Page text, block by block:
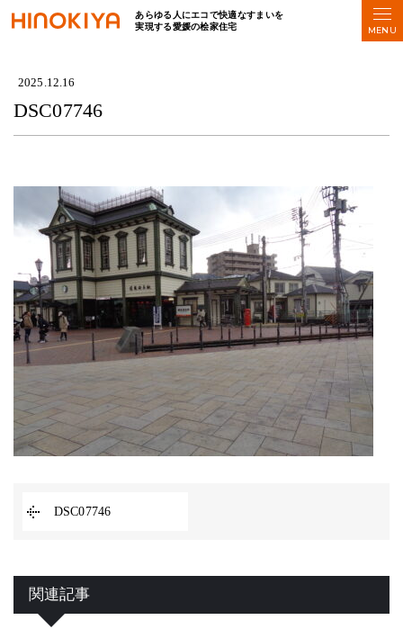
あらゆる人にエコで快適なすまいを
実現する愛媛の桧家住宅
2025.12.16
DSC07746
DSC07746
関連記事